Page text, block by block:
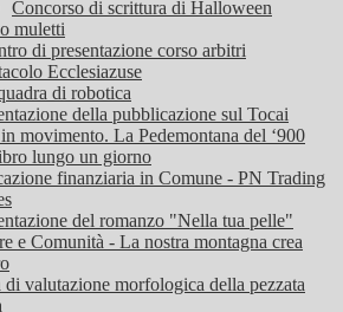
Concorso di scrittura di Halloween
muletti
di presentazione corso arbitri
Ecclesiazuse
di robotica
della pubblicazione sul Tocai
movimento. La Pedemontana del ‘900
lungo un giorno
finanziaria in Comune - PN Trading
del romanzo "Nella tua pelle"
e Comunità - La nostra montagna crea
di valutazione morfologica della pezzata